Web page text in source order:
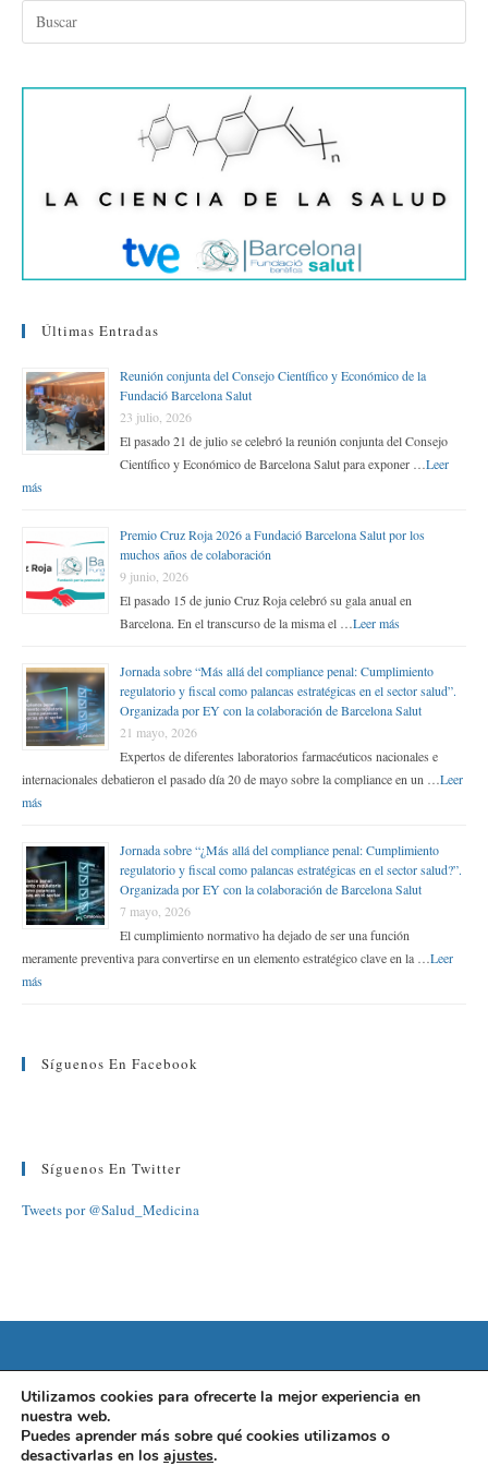
okr In pa
r
Últimas Entradas
Reunión conjunta del Consejo Científico y Económico de la
Fundació Barcelona Salut
23 julio, 2026
El pasado 21 de julio se celebró la reunión conjunta del Consejo
Científico y Económico de Barcelona Salut para exponer … Leer
más
Premio Cruz Roja 2026 a Fundació Barcelona Salut por los
muchos años de colaboración
9 junio, 2026
El pasado 15 de junio Cruz Roja celebró su gala anual en
Barcelona. En el transcurso de la misma el … Leer más
Jornada sobre “Más allá del compliance penal: Cumplimiento
regulatorio y fiscal como palancas estratégicas en el sector salud”.
Organizada por EY con la colaboración de Barcelona Salut
21 mayo, 2026
Expertos de diferentes laboratorios farmacéuticos nacionales e
internacionales debatieron el pasado día 20 de mayo sobre la compliance en un … Leer
más
Jornada sobre “¿Más allá del compliance penal: Cumplimiento
regulatorio y fiscal como palancas estratégicas en el sector salud?”.
Organizada por EY con la colaboración de Barcelona Salut
7 mayo, 2026
El cumplimiento normativo ha dejado de ser una función
meramente preventiva para convertirse en un elemento estratégico clave en la … Leer
más
Síguenos En Facebook
Síguenos En Twitter
Tweets por @Salud_Medicina
©2022 FUNDACIÓN BARCELONA SALUD
AVISO LEGAL|POLÍTICA DE PRIVACIDAD|POLÍTICA DE
COOKIES
Utilizamos cookies para ofrecerte la mejor experiencia en
nuestra web.
Puedes aprender más sobre qué cookies utilizamos o
desactivarlas en los ajustes.